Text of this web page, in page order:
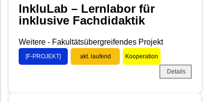
InkluLab – Lernlabor für
inklusive Fachdidaktik
Weitere - Fakultätsübergreifendes Projekt
[F-PROJEKT] akt. laufend Kooperation
Details